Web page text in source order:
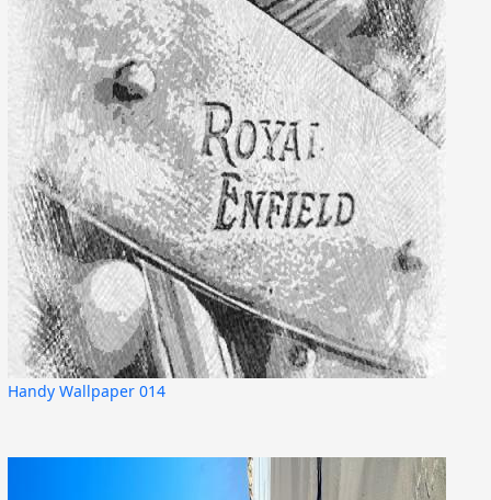
Handy Wallpaper 014